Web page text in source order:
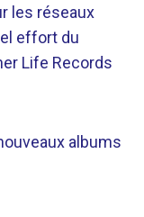
les réseaux
effort du
Life Records
albums